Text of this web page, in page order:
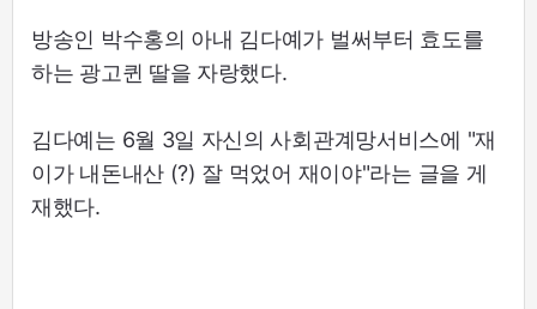
방송인 박수홍의 아내 김다예가 벌써부터 효도를
하는 광고퀸 딸을 자랑했다.
김다예는 6월 3일 자신의 사회관계망서비스에 "재
이가 내돈내산 (?) 잘 먹었어 재이야"라는 글을 게
재했다.